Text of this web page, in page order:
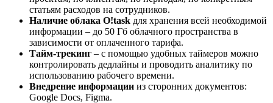
статьям расходов на сотрудников.
Наличие облака O!task для хранения всей необходимой
информации – до 50 Гб облачного пространства в
зависимости от оплаченного тарифа.
Тайм-трекинг – с помощью удобных таймеров можно
контролировать дедлайны и проводить аналитику по
использованию рабочего времени.
Внедрение информации из сторонних документов:
Google Docs, Figma.